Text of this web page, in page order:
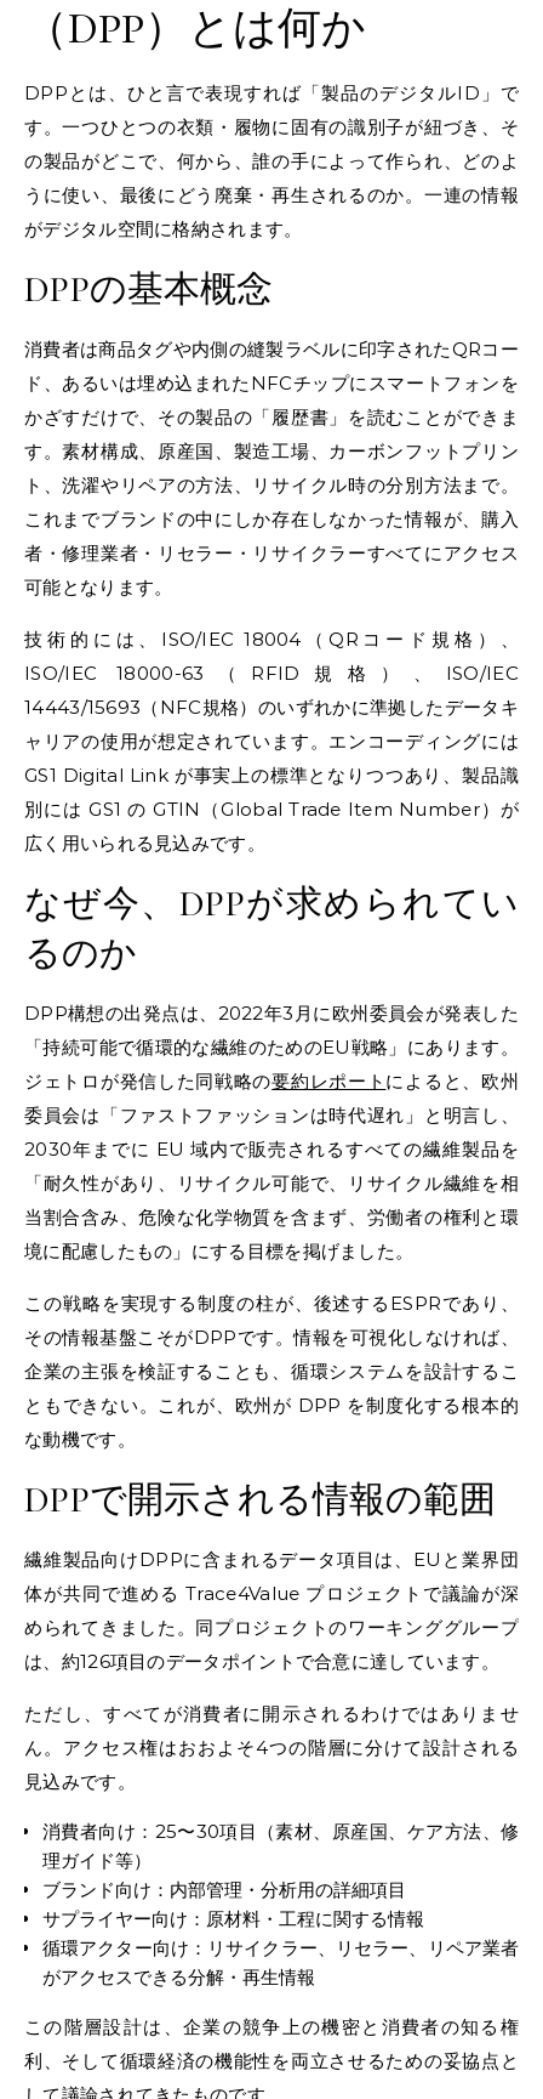
（DPP）とは何か
DPPとは、ひと言で表現すれば「製品のデジタルID」で
す。一つひとつの衣類・履物に固有の識別子が紐づき、そ
の製品がどこで、何から、誰の手によって作られ、どのよ
うに使い、最後にどう廃棄・再生されるのか。一連の情報
がデジタル空間に格納されます。
DPPの基本概念
消費者は商品タグや内側の縫製ラベルに印字されたQRコー
ド、あるいは埋め込まれたNFCチップにスマートフォンを
かざすだけで、その製品の「履歴書」を読むことができま
す。素材構成、原産国、製造工場、カーボンフットプリン
ト、洗濯やリペアの方法、リサイクル時の分別方法まで。
これまでブランドの中にしか存在しなかった情報が、購入
者・修理業者・リセラー・リサイクラーすべてにアクセス
可能となります。
技術的には、ISO/IEC 18004（QRコード規格）、
ISO/IEC 18000-63（RFID規格）、ISO/IEC
14443/15693（NFC規格）のいずれかに準拠したデータキ
ャリアの使用が想定されています。エンコーディングには
GS1 Digital Link が事実上の標準となりつつあり、製品識
別には GS1 の GTIN（Global Trade Item Number）が
広く用いられる見込みです。
なぜ今、DPPが求められてい
るのか
DPP構想の出発点は、2022年3月に欧州委員会が発表した
「持続可能で循環的な繊維のためのEU戦略」にあります。
ジェトロが発信した同戦略の要約レポート によると、欧州
委員会は「ファストファッションは時代遅れ」と明言し、
2030年までに EU 域内で販売されるすべての繊維製品を
「耐久性があり、リサイクル可能で、リサイクル繊維を相
当割合含み、危険な化学物質を含まず、労働者の権利と環
境に配慮したもの」にする目標を掲げました。
この戦略を実現する制度の柱が、後述するESPRであり、
その情報基盤こそがDPPです。情報を可視化しなければ、
企業の主張を検証することも、循環システムを設計するこ
ともできない。これが、欧州が DPP を制度化する根本的
な動機です。
DPPで開示される情報の範囲
繊維製品向けDPPに含まれるデータ項目は、EUと業界団
体が共同で進める Trace4Value プロジェクトで議論が深
められてきました。同プロジェクトのワーキンググループ
は、約126項目のデータポイントで合意に達しています。
ただし、すべてが消費者に開示されるわけではありませ
ん。アクセス権はおおよそ4つの階層に分けて設計される
見込みです。
消費者向け：25〜30項目（素材、原産国、ケア方法、修
理ガイド等）
ブランド向け：内部管理・分析用の詳細項目
サプライヤー向け：原材料・工程に関する情報
循環アクター向け：リサイクラー、リセラー、リペア業者
がアクセスできる分解・再生情報
この階層設計は、企業の競争上の機密と消費者の知る権
利、そして循環経済の機能性を両立させるための妥協点と